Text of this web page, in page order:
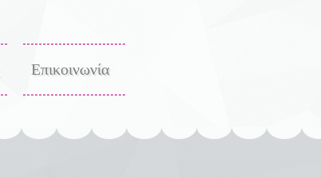
Επικοινωνία